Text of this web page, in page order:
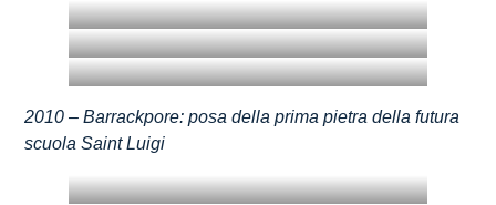
2010 – Barrackpore: posa della prima pietra della futura
scuola Saint Luigi